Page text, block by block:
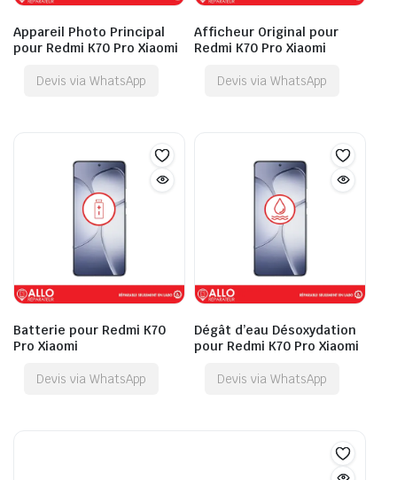
Appareil Photo Principal
pour Redmi K70 Pro Xiaomi
Devis via WhatsApp
Afficheur Original pour
Redmi K70 Pro Xiaomi
Devis via WhatsApp
Batterie pour Redmi K70
Pro Xiaomi
Devis via WhatsApp
Dégât d’eau Désoxydation
pour Redmi K70 Pro Xiaomi
Devis via WhatsApp